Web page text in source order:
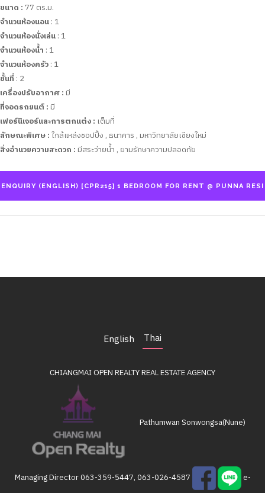
ขนาด :77 ตร.ม.
จำนวนห้องนอน: 1
จำนวนห้องนั่งเล่น: 1
จำนวนห้องน้ำ : 1
จำนวนห้องครัว: 1
ชั้นที่ : 2
เครื่องปรับอากาศ : มี
ที่จอดรถยนต์ : มี
เฟอร์นิเจอร์และการตกแต่ง : เต็มที่
ลักษณะพิเศษ :ใกล้แหล่งชอปปิ้ง , ธนาคาร , มหาวิทยาลัยเชียงใหม่
สิ่งอำนวยความสะดวก : มีสระว่ายน้ำ , ยามรักษาความปลอดภัย
English Thai
CHIANGMAI OPEN REALTYREAL ESTATE AGENCY
Pathumwan Sonwongsa(Nune)
Managing Director063-359-5447, 063-026-4587
e-